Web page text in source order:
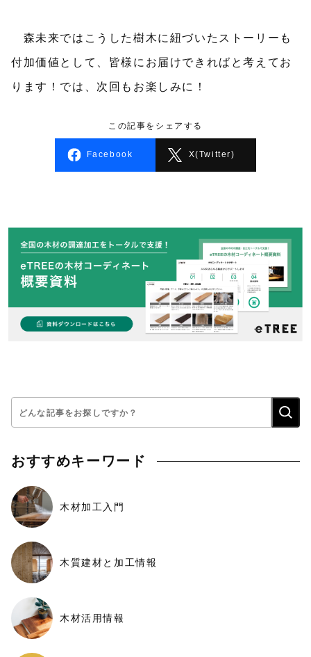
森未来ではこうした樹木に紐づいたストーリーも
付加価値として、皆様にお届けできればと考えてお
ります！では、次回もお楽しみに！
この記事をシェアする
Facebook X(Twitter)
おすすめキーワード
木材加工入門
木質建材と加工情報
木材活用情報